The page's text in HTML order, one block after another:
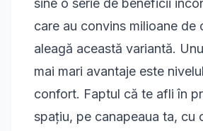
sine o serie de beneficii
care au convins milioane de
aleagă această variantă.
mai mari avantaje este
confort. Faptul că te afli în
spațiu, pe canapeaua ta, cu